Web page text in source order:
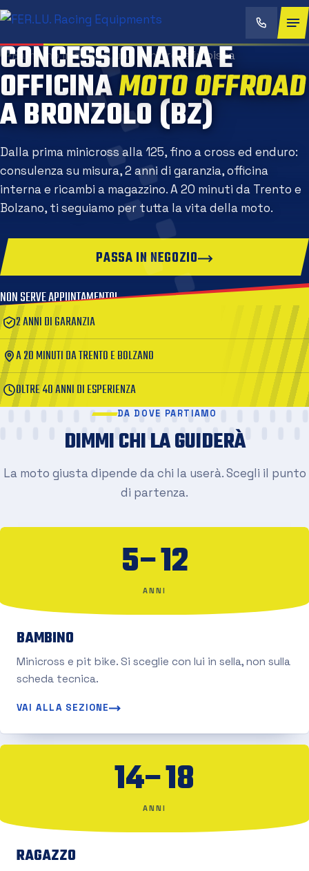
CONCESSIONARIA E
OFFICINAMOTO OFFROAD
A BRONZOLO (BZ)
Dalla prima minicross alla 125, fino a cross ed enduro:
consulenza su misura, 2 anni di garanzia, officina
interna e ricambi a magazzino. A 20 minuti da Trento e
Bolzano, ti seguiamo per tutta la vita della moto.
PASSA IN NEGOZIO
NON SERVE APPUNTAMENTO!
2 ANNI DI GARANZIA
A 20 MINUTI DA TRENTO E BOLZANO
OLTRE 40 ANNI DI ESPERIENZA
DA DOVE PARTIAMO
DIMMI CHI LA GUIDERÀ
La moto giusta dipende da chi la userà. Scegli il punto
di partenza.
5–12
ANNI
BAMBINO
Minicross e pit bike. Si sceglie con lui in sella, non sulla
scheda tecnica.
VAI ALLA SEZIONE
14–18
ANNI
RAGAZZO